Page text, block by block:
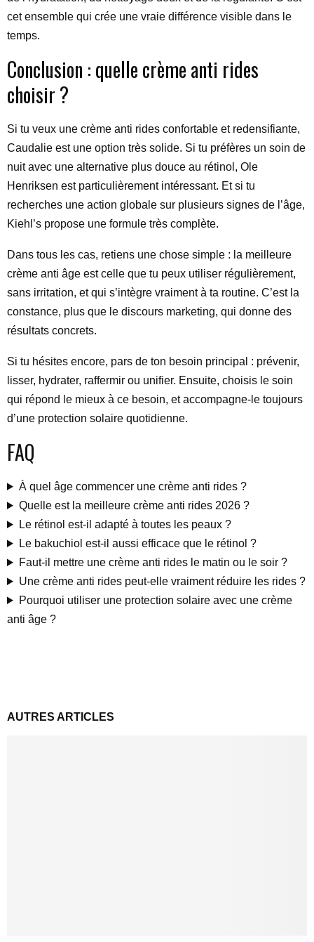
cet ensemble qui crée une vraie différence visible dans le
temps.
Conclusion : quelle crème anti rides
choisir ?
Si tu veux une crème anti rides confortable et redensifiante,
Caudalie est une option très solide. Si tu préfères un soin de
nuit avec une alternative plus douce au rétinol, Ole
Henriksen est particulièrement intéressant. Et si tu
recherches une action globale sur plusieurs signes de l’âge,
Kiehl’s propose une formule très complète.
Dans tous les cas, retiens une chose simple : la meilleure
crème anti âge est celle que tu peux utiliser régulièrement,
sans irritation, et qui s’intègre vraiment à ta routine. C’est la
constance, plus que le discours marketing, qui donne des
résultats concrets.
Si tu hésites encore, pars de ton besoin principal : prévenir,
lisser, hydrater, raffermir ou unifier. Ensuite, choisis le soin
qui répond le mieux à ce besoin, et accompagne-le toujours
d’une protection solaire quotidienne.
FAQ
À quel âge commencer une crème anti rides ?
Quelle est la meilleure crème anti rides 2026 ?
Le rétinol est-il adapté à toutes les peaux ?
Le bakuchiol est-il aussi efficace que le rétinol ?
Faut-il mettre une crème anti rides le matin ou le soir ?
Une crème anti rides peut-elle vraiment réduire les rides ?
Pourquoi utiliser une protection solaire avec une crème
anti âge ?
AUTRES ARTICLES